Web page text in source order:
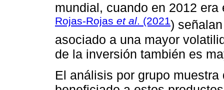
mundial, cuando en 2012 era
Rojas-Rojas et al. (2021)
asociado a una mayor
de la inversión también es
El análisis por grupo